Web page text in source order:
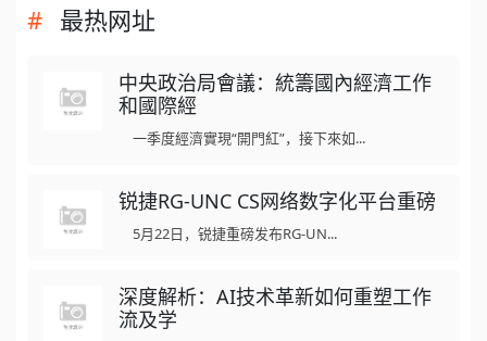
最热网址
中央政治局會議：統籌國內經濟工作
和國際經
一季度經濟實現“開門紅”，接下來如...
锐捷RG-UNC CS网络数字化平台重磅
5月22日，锐捷重磅发布RG-UN...
深度解析：AI技术革新如何重塑工作
流及学